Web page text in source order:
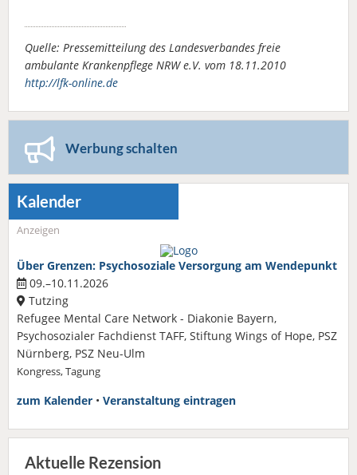
Quelle: Pressemitteilung des Landesverbandes freie
ambulante Krankenpflege NRW e.V. vom 18.11.2010
http://lfk-online.de
Werbung schalten
Kalender
Anzeigen
Über Grenzen: Psychosoziale Versorgung am Wendepunkt
09.–10.11.2026
Tutzing
Refugee Mental Care Network - Diakonie Bayern,
Psychosozialer Fachdienst TAFF, Stiftung Wings of Hope, PSZ
Nürnberg, PSZ Neu-Ulm
Kongress, Tagung
zum Kalender • Veranstaltung eintragen
Aktuelle Rezension